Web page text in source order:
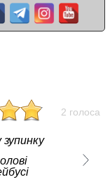
2 голоса